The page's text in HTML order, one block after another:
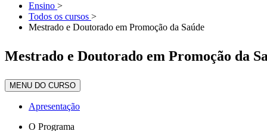
Ensino >
Todos os cursos >
Mestrado e Doutorado em Promoção da Saúde
Mestrado e Doutorado em Promoção da
MENU DO CURSO
Apresentação
O Programa